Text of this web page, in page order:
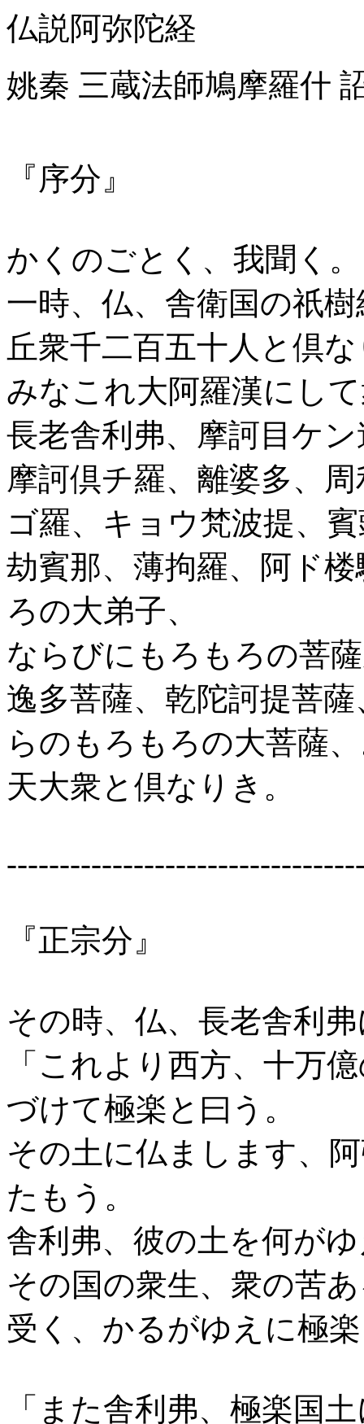
仏説阿弥陀経
姚秦 三蔵法師鳩摩羅什
『序分』
かくのごとく、我聞く。
一時、仏、舎衛国の祇
丘衆千二百五十人と倶
みなこれ大阿羅漢にし
長老舎利弗、摩訶目ケ
摩訶倶チ羅、離婆多、
ゴ羅、キョウ梵波提、
劫賓那、薄拘羅、阿ド
ろの大弟子、
ならびにもろもろの菩
逸多菩薩、乾陀訶提菩
らのもろもろの大菩薩
天大衆と倶なりき。
『正宗分』
その時、仏、長老舎利
「これより西方、十万
づけて極楽と曰う。
その土に仏まします、
たもう。
舎利弗、彼の土を何が
その国の衆生、衆の苦
受く、かるがゆえに極
「また舎利弗、極楽国